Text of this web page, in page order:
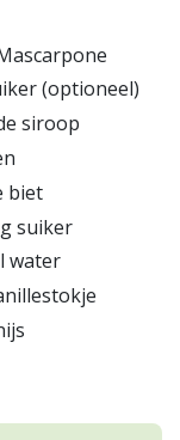
(optioneel)
siroop
biet
suiker
water